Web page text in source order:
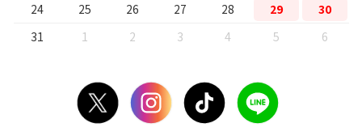
24
25 26 27 28 29
30
31
1 2 3 4 5 6